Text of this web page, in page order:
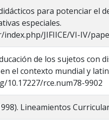
para potenciar el
especiales.
JIFIICE/VI-IV/
de los sujetos con
el contexto mundial y
10.17227/rce.num78-9902
Lineamientos